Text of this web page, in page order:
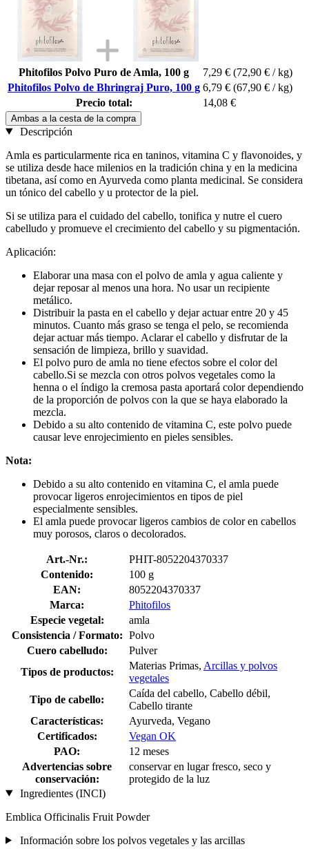
Phitofilos Polvo Puro de Amla, 100 g 7,29 € (72,90 € / kg)
Phitofilos Polvo de Bhringraj Puro, 100 g 6,79 € (67,90 € / kg)
Precio total:
14,08 €
Ambas a la cesta de la compra
Descripción
Amla es particularmente rica en taninos, vitamina C y flavonoides, y
se utiliza desde hace milenios en la tradición china y en la medicina
tibetana, así como en Ayurveda como planta medicinal. Se considera
un tónico del cabello y u protector de la piel.
Si se utiliza para el cuidado del cabello, tonifica y nutre el cuero
cabelludo y promueve el crecimiento del cabello y su pigmentación.
Aplicación:
Elaborar una masa con el polvo de amla y agua caliente y
dejar reposar al menos una hora. No usar un recipiente
metálico.
Distribuir la pasta en el cabello y dejar actuar entre 20 y 45
minutos. Cuanto más graso se tenga el pelo, se recomienda
dejar actuar más tiempo. Aclarar el cabello y disfrutar de la
sensación de limpieza, brillo y suavidad.
El polvo puro de amla no tiene efectos sobre el color del
cabello.Si se mezcla con otros polvos vegetales como la
henna o el índigo la cremosa pasta aportará color dependiendo
de la proporción de polvos con la que se haya elaborado la
mezcla.
Debido a su alto contenido de vitamina C, este polvo puede
causar leve enrojecimiento en pieles sensibles.
Nota:
Debido a su alto contenido en vitamina C, el amla puede
provocar ligeros enrojecimientos en tipos de piel
especialmente sensibles.
El amla puede provocar ligeros cambios de color en cabellos
muy porosos, claros o decolorados.
Art.-Nr.:
PHIT-8052204370337
Contenido:
100 g
EAN:
8052204370337
Marca:
Phitofilos
Especie vegetal:
amla
Consistencia / Formato: Polvo
Cuero cabelludo:
Pulver
Tipos de productos:
Materias Primas, Arcillas y polvos
vegetales
Tipo de cabello:
Caída del cabello, Cabello débil,
Cabello tirante
Características:
Ayurveda, Vegano
Certificados:
Vegan OK
PAO:
12 meses
Advertencias sobre
conservación:
conservar en lugar fresco, seco y
protegido de la luz
Ingredientes (INCI)
Emblica Officinalis Fruit Powder
Información sobre los polvos vegetales y las arcillas